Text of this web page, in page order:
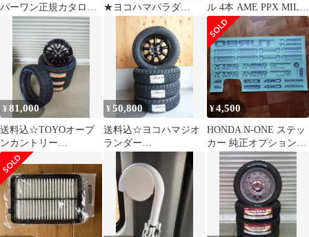
パーワン正規カタログ
+非売品コースター2枚
付き
★ヨコハマパラダ
PA03★165/55R14★ハ
イゼット
ル 4本 AME PPX MIL:8
軽トラ 軽バン
¥81,000
送料込☆TOYOオープ
ンカントリー
R/T☆165/65R15☆ホワ
イトレター
¥50,800
送料込☆ヨコハマジオ
ランダー
KT☆145/80R12LT☆軽
トラ軽バンＮバン等
¥4,500
HONDA N-ONE ステッ
カー 純正オプション
デカールセット